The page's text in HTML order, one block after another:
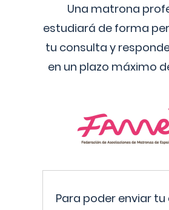
Una matrona
estudiará de forma
tu consulta y
en un plazo máximo
Para poder enviar